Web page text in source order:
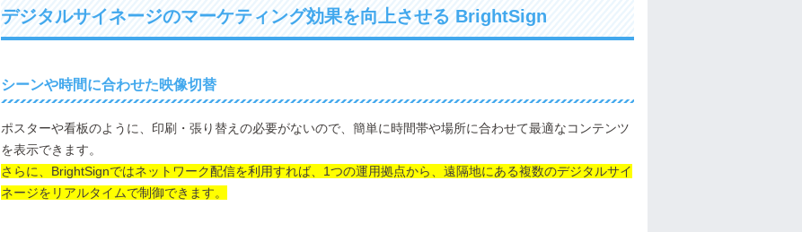
デジタルサイネージのマーケティング効果を向上させる BrightSign
シーンや時間に合わせた映像切替
ポスターや看板のように、印刷・張り替えの必要がないので、簡単に時間帯や場所に合わせて最適なコンテンツ
を表示できます。
さらに、BrightSignではネットワーク配信を利用すれば、1つの運用拠点から、遠隔地にある複数のデジタルサイ
ネージをリアルタイムで制御できます。